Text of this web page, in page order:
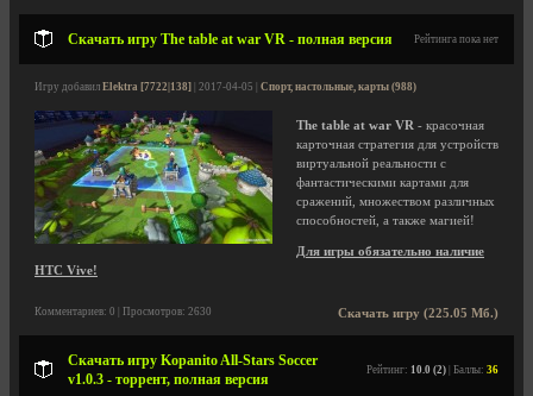
Скачать игру The table at war VR - полная версия Рейтинга пока нет
Игру добавил Elektra [7722|138] | 2017-04-05 | Спорт, настольные, карты (988)
The table at war VR - красочная
карточная стратегия для устройств
виртуальной реальности с
фантастическими картами для
сражений, множеством различных
способностей, а также магией!
Для игры обязательно наличие
HTC Vive!
Скачать игру (225.05 Мб.)
Комментариев: 0 | Просмотров: 2630
Скачать игру Kopanito All-Stars Soccer
v1.0.3 - торрент, полная версия
Рейтинг: 10.0 (2) | Баллы: 36